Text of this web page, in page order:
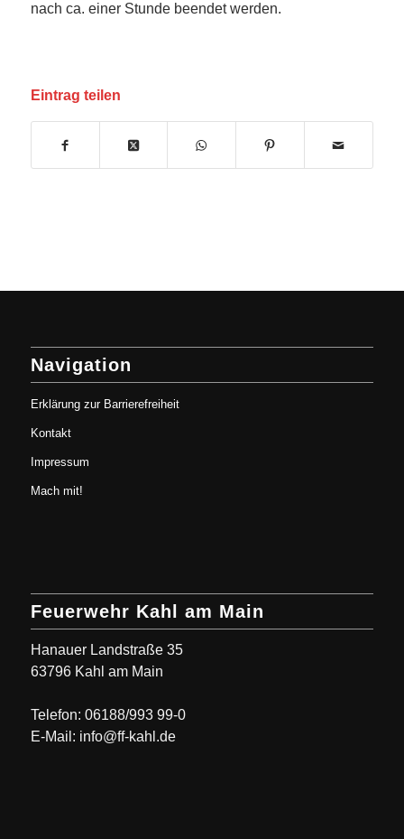
nach ca. einer Stunde beendet werden.
Eintrag teilen
Navigation
Erklärung zur Barrierefreiheit
Kontakt
Impressum
Mach mit!
Feuerwehr Kahl am Main
Hanauer Landstraße 35
63796 Kahl am Main
Telefon: 06188/993 99-0
E-Mail: info@ff-kahl.de